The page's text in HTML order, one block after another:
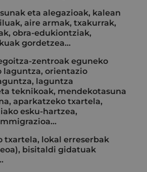
eta alegazioak, kalean
aire armak, txakurrak,
obra-edukiontziak,
gordetzea...
zentroak eguneko
laguntza, orientazio
laguntza
teknikoak, mendekotasuna
aparkatzeko txartela,
esku-hartzea,
txartela, lokal erreserbak
bisitaldi gidatuak